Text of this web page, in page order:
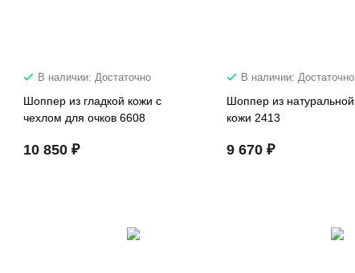
В наличии: Достаточно
Шоппер из гладкой кожи с
чехлом для очков 6608
10 850 ₽
В наличии: Достаточно
Шоппер из натуральной
кожи 2413
9 670 ₽